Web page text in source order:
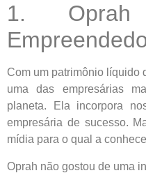
1.
Com um patrimônio líquido
uma das empresárias
planeta. Ela incorpora
empresária de sucesso.
mídia para o qual a
Oprah não gostou de uma